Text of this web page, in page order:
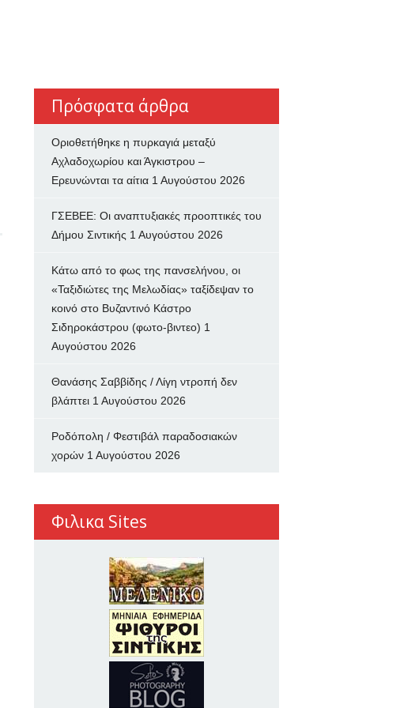
Πρόσφατα άρθρα
Οριοθετήθηκε η πυρκαγιά μεταξύ
Αχλαδοχωρίου και Άγκιστρου –
Ερευνώνται τα αίτια 1 Αυγούστου 2026
ΓΣΕΒΕΕ: Οι αναπτυξιακές προοπτικές του
Δήμου Σιντικής 1 Αυγούστου 2026
Κάτω από το φως της πανσελήνου, οι
«Ταξιδιώτες της Μελωδίας» ταξίδεψαν το
κοινό στο Βυζαντινό Κάστρο
Σιδηροκάστρου (φωτο-βιντεο) 1
Αυγούστου 2026
Θανάσης Σαββίδης / Λίγη ντροπή δεν
βλάπτει 1 Αυγούστου 2026
Ροδόπολη / Φεστιβάλ παραδοσιακών
χορών 1 Αυγούστου 2026
Φιλικα Sites